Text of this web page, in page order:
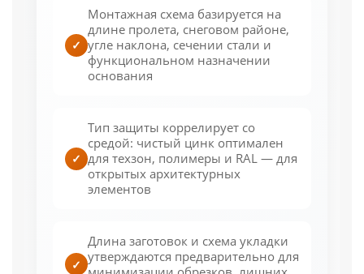
✓
Монтажная схема базируется на
длине пролета, снеговом районе,
угле наклона, сечении стали и
функциональном назначении
основания
✓
Тип защиты коррелирует со
средой: чистый цинк оптимален
для техзон, полимеры и RAL — для
открытых архитектурных
элементов
✓
Длина заготовок и схема укладки
утверждаются предварительно для